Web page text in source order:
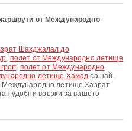
от Международно
, полет от Международно летище
, полет от Международно
летище Хамад са най-
летище Хазрат
удобни връзки за вашето